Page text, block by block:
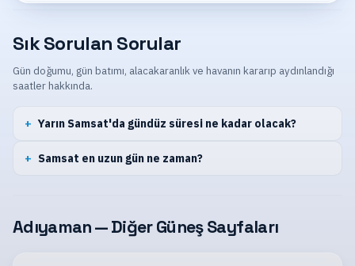
Sık Sorulan Sorular
Gün doğumu, gün batımı, alacakaranlık ve havanın kararıp aydınlandığı
saatler hakkında.
Yarın Samsat'da gündüz süresi ne kadar olacak?
Samsat en uzun gün ne zaman?
Adıyaman — Diğer Güneş Sayfaları